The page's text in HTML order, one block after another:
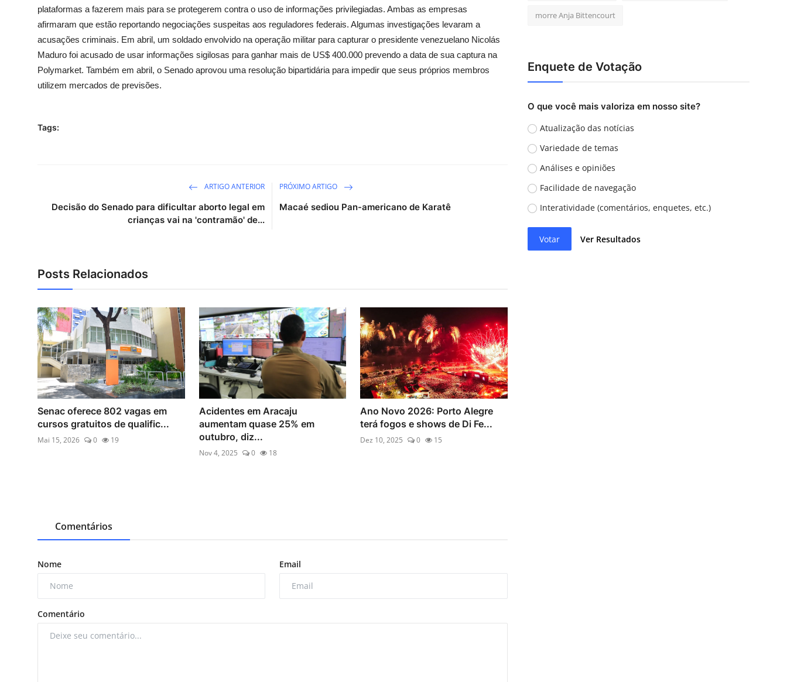
plataformas a fazerem mais para se protegerem contra o uso de informações privilegiadas. Ambas as empresas
afirmaram que estão reportando negociações suspeitas aos reguladores federais. Algumas investigações levaram a
acusações criminais. Em abril, um soldado envolvido na operação militar para capturar o presidente venezuelano Nicolás
Maduro foi acusado de usar informações sigilosas para ganhar mais de US$ 400.000 prevendo a data de sua captura na
Polymarket. Também em abril, o Senado aprovou uma resolução bipartidária para impedir que seus próprios membros
utilizem mercados de previsões.
Tags:
ARTIGO ANTERIOR
Decisão do Senado para dificultar aborto legal em
crianças vai na 'contramão' de...
PRÓXIMO ARTIGO
Macaé sediou Pan-americano de Karatê
Posts Relacionados
Senac oferece 802 vagas em
cursos gratuitos de qualific...
Mai 15, 2026 0 19
Acidentes em Aracaju
aumentam quase 25% em
outubro, diz...
Nov 4, 2025 0 18
Ano Novo 2026: Porto Alegre
terá fogos e shows de Di Fe...
Dez 10, 2025 0 15
Comentários
Nome Email
Comentário
morre Anja Bittencourt
Enquete de Votação
O que você mais valoriza em nosso site?
Atualização das notícias
Variedade de temas
Análises e opiniões
Facilidade de navegação
Interatividade (comentários, enquetes, etc.)
Votar Ver Resultados